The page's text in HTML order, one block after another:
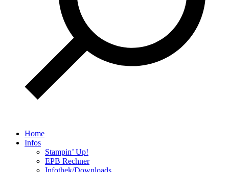
Home
Infos
Stampin’ Up!
EPB Rechner
Infothek/Downloads